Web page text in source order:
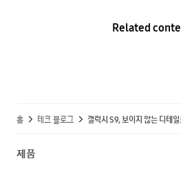
Related
홈 테크 블로그 갤럭시 S9, 보이지 않는 디테
제품